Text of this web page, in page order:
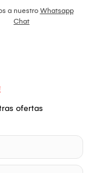
a nuestro Whatsapp
Chat
ofertas